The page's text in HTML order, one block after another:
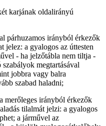
karjának oldalirányú
párhuzamos irányból érkezők
jelez: a gyalogos az úttesten
- ha jelzőtábla nem tiltja -
megtartásával
jobbra vagy balra
szabad haladni;
merőleges irányból érkezők
tilalmát jelzi: a gyalogos
a járművel az